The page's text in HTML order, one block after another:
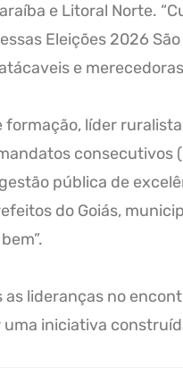
e Litoral Norte.
Eleições 2026
e
formação, líder
pública de
do Goiás,
as lideranças no
iniciativa